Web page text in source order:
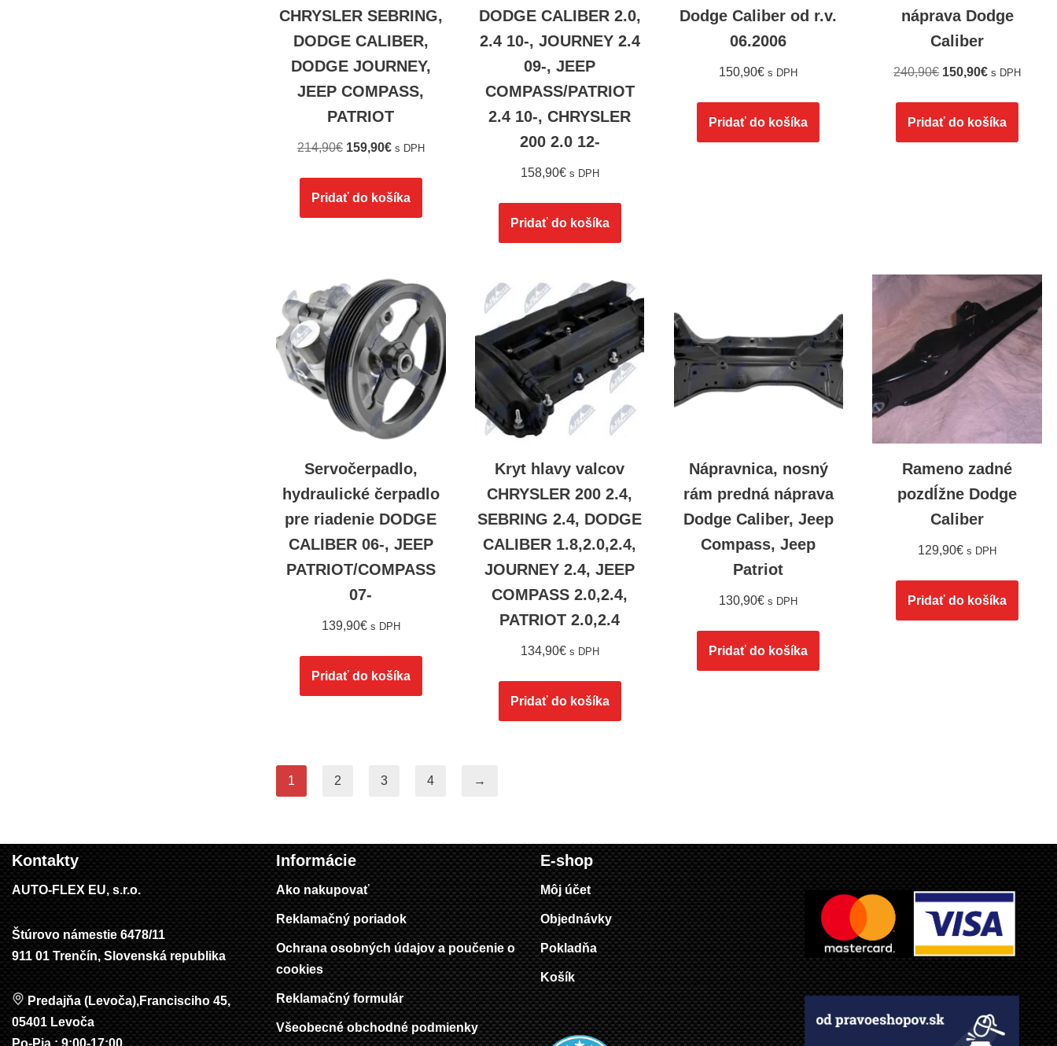
CHRYSLER SEBRING,
DODGE CALIBER,
DODGE JOURNEY,
JEEP COMPASS,
PATRIOT
214,90€ 159,90€ s DPH
Pridať do košíka
DODGE CALIBER 2.0,
2.4 10-, JOURNEY 2.4
09-, JEEP
COMPASS/PATRIOT
2.4 10-, CHRYSLER
200 2.0 12-
158,90€ s DPH
Pridať do košíka
Dodge Caliber od r.v.
06.2006
150,90€ s DPH
Pridať do košíka
náprava Dodge
Caliber
240,90€ 150,90€ s DPH
Pridať do košíka
Servočerpadlo,
hydraulické čerpadlo
pre riadenie DODGE
CALIBER 06-, JEEP
PATRIOT/COMPASS
07-
139,90€ s DPH
Pridať do košíka
Kryt hlavy valcov
CHRYSLER 200 2.4,
SEBRING 2.4, DODGE
CALIBER 1.8,2.0,2.4,
JOURNEY 2.4, JEEP
COMPASS 2.0,2.4,
PATRIOT 2.0,2.4
134,90€ s DPH
Pridať do košíka
Nápravnica, nosný
rám predná náprava
Dodge Caliber, Jeep
Compass, Jeep
Patriot
130,90€ s DPH
Pridať do košíka
Rameno zadné
pozdĺžne Dodge
Caliber
129,90€ s DPH
Pridať do košíka
1 2 3 4 →
Kontakty
AUTO-FLEX EU, s.r.o.
Štúrovo námestie 6478/11
911 01 Trenčín, Slovenská republika
Predajňa (Levoča),Francisciho 45,
05401 Levoča
Informácie
Ako nakupovať
Reklamačný poriadok
Ochrana osobných údajov a poučenie o
cookies
Reklamačný formulár
Všeobecné obchodné podmienky
E-shop
Môj účet
Objednávky
Pokladňa
Košík